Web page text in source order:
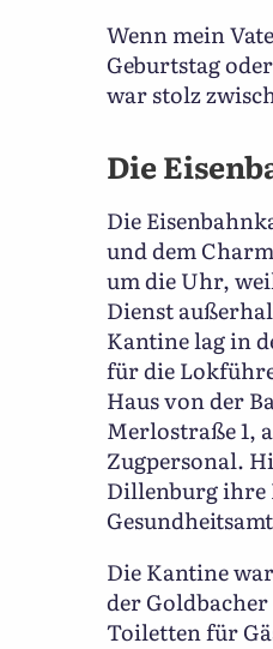
Wenn mein
Geburtstag
war stolz
Die
Die
und dem
um die Uhr,
Dienst
Kantine lag in
für die
Haus von der
Merlostraße 1,
Zugpersonal.
Dillenburg ihre
Die Kantine
der Goldbacher
Toiletten für